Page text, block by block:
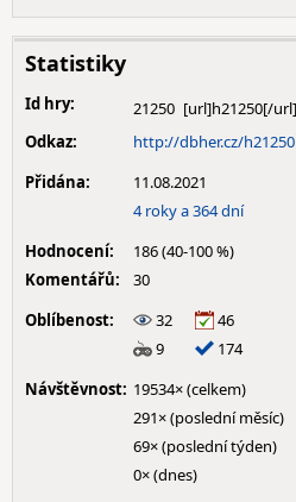
Statistiky
Id hry:
21250
Odkaz:
http://dbher.cz/h21250
Přidána:
11.08.2021
4 roky a 364 dní
Hodnocení:
186 (40-100 %)
Komentářů:
30
Oblíbenost:
32
46
9
174
Návštěvnost: 19534× (celkem)
291× (poslední měsíc)
69× (poslední týden)
0× (dnes)